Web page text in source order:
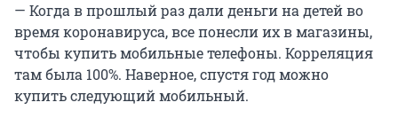
— Когда в прошлый раз дали деньги на детей во
время коронавируса, все понесли их в магазины,
чтобы купить мобильные телефоны. Корреляция
там была 100%. Наверное, спустя год можно
купить следующий мобильный.